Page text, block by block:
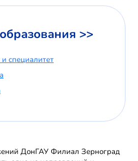
>>
специалитет
ДонГАУ Филиал Зерноград